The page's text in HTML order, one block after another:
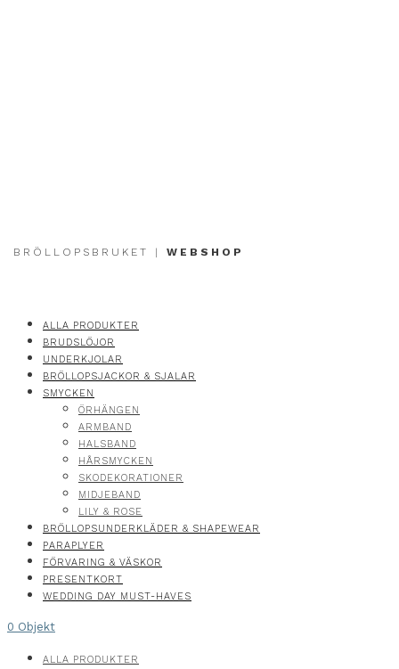
BRÖLLOPSBRUKET | WEBSHOP
ALLA PRODUKTER
BRUDSLÖJOR
UNDERKJOLAR
BRÖLLOPSJACKOR & SJALAR
SMYCKEN
ÖRHÄNGEN
ARMBAND
HALSBAND
HÅRSMYCKEN
SKODEKORATIONER
MIDJEBAND
LILY & ROSE
BRÖLLOPSUNDERKLÄDER & SHAPEWEAR
PARAPLYER
FÖRVARING & VÄSKOR
PRESENTKORT
WEDDING DAY MUST-HAVES
0 Objekt
ALLA PRODUKTER